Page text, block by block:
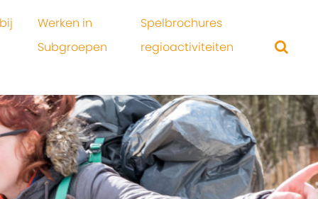
Werken in
Subgroepen
Spelbrochures
regioactiviteiten